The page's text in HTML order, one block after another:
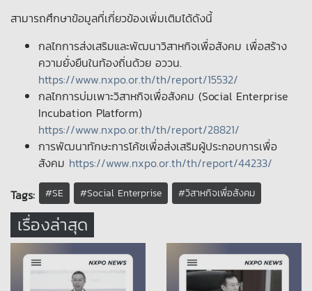
สามารถศึกษาข้อมูลที่เกี่ยวข้องเพิ่มเติมได้ดังนี้
กลไกการส่งเสริมและพัฒนาวิสาหกิจเพื่อสังคม เพื่อสร้าง
ความยั่งยืนในท้องถิ่นด้วย อววน.
https://www.nxpo.or.th/th/report/15532/
กลไกการบ่มเพาะวิสาหกิจเพื่อสังคม (Social Enterprise
Incubation Platform)
https://www.nxpo.or.th/th/report/28821/
การพัฒนาทักษะการโค้ชเพื่อส่งเสริมผู้ประกอบการเพื่อ
สังคม https://www.nxpo.or.th/th/report/44233/
Tags:
#SE #Social Enterprise #วิสาหกิจเพื่อสังคม
เรื่องล่าสุด